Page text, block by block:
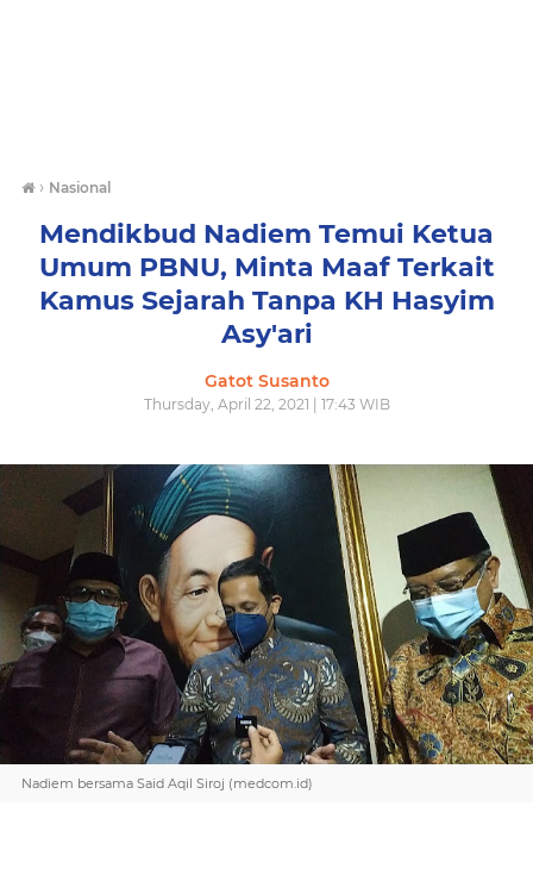
› Nasional
Mendikbud Nadiem Temui Ketua
Umum PBNU, Minta Maaf Terkait
Kamus Sejarah Tanpa KH Hasyim
Asy'ari
Gatot Susanto
Thursday, April 22, 2021 | 17:43 WIB
Nadiem bersama Said Aqil Siroj (medcom.id)